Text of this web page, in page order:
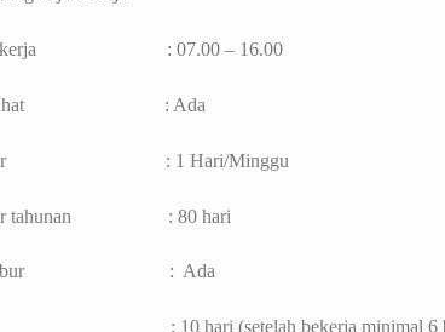
kerja : 07.00 – 16.00
: Ada
: 1 Hari/Minggu
tahunan : 80 hari
: Ada
: 10 hari (setelah bekerja minimal 6